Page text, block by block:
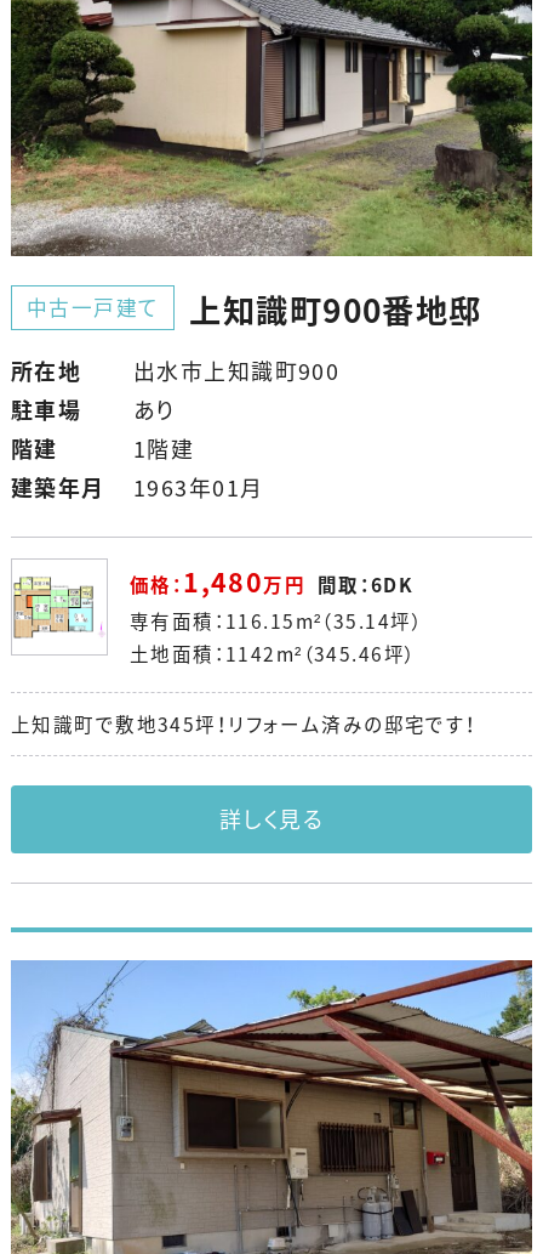
中古一戸建て 上知識町900番地邸
所在地
出水市上知識町900
駐車場
あり
階建
1階建
建築年月
1963年01月
価格：1,480万円 間取：6DK
専有面積：116.15m²（35.14坪）
土地面積：1142m²（345.46坪）
上知識町で敷地345坪！リフォーム済みの邸宅です！
詳しく見る